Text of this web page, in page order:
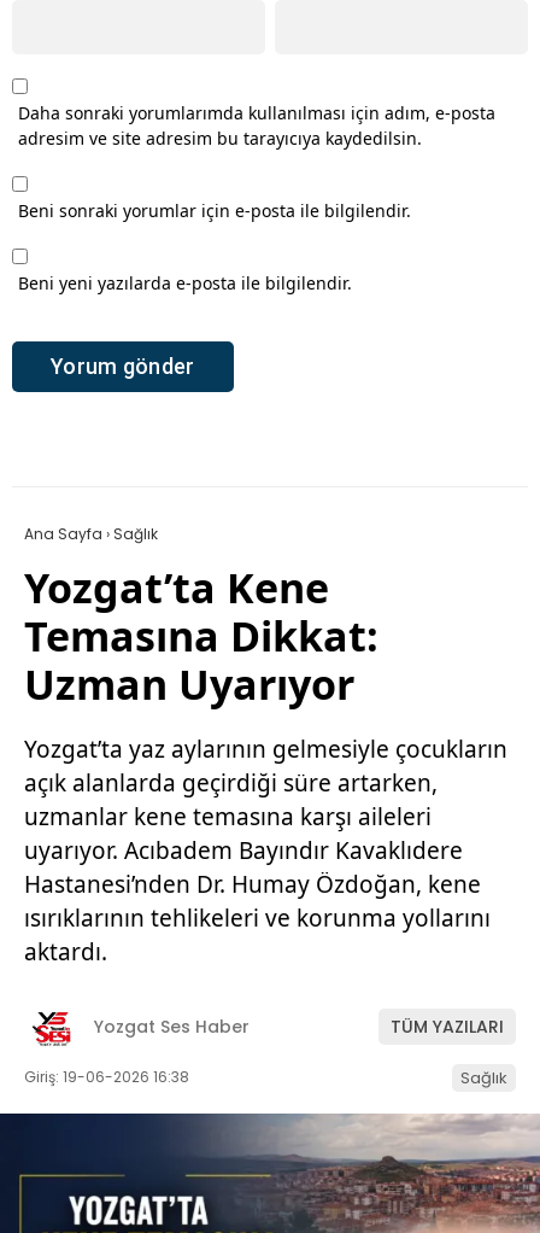
Daha sonraki yorumlarımda kullanılması için adım, e-posta
adresim ve site adresim bu tarayıcıya kaydedilsin.
Beni sonraki yorumlar için e-posta ile bilgilendir.
Beni yeni yazılarda e-posta ile bilgilendir.
Ana Sayfa › Sağlık
Yozgat’ta Kene
Temasına Dikkat:
Uzman Uyarıyor
Yozgat’ta yaz aylarının gelmesiyle çocukların
açık alanlarda geçirdiği süre artarken,
uzmanlar kene temasına karşı aileleri
uyarıyor. Acıbadem Bayındır Kavaklıdere
Hastanesi’nden Dr. Humay Özdoğan, kene
ısırıklarının tehlikeleri ve korunma yollarını
aktardı.
Yozgat Ses Haber TÜM YAZILARI
Giriş: 19-06-2026 16:38 Sağlık